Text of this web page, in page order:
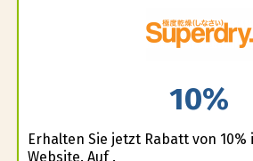
10%
Erhalten Sie jetzt Rabatt von 10%
Website. Auf .